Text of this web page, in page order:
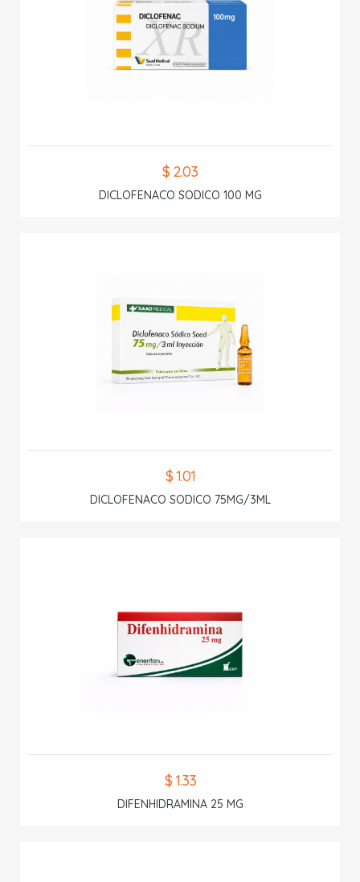
$ 2.03
DICLOFENACO SODICO 100 MG
$ 1.01
DICLOFENACO SODICO 75MG/3ML
$ 1.33
DIFENHIDRAMINA 25 MG